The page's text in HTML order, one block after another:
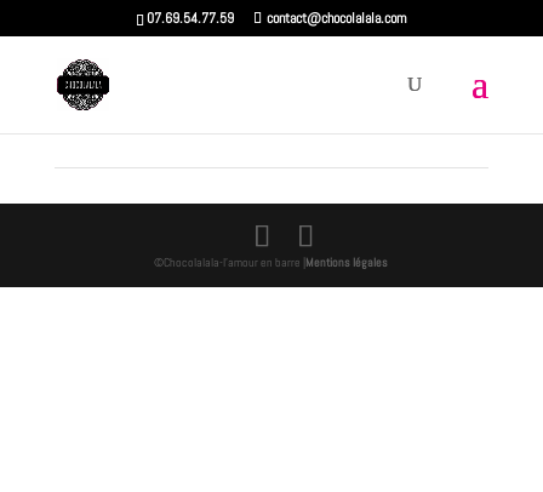
07.69.54.77.59 contact@chocolalala.com
©Chocolalala-l'amour en barre |Mentions légales